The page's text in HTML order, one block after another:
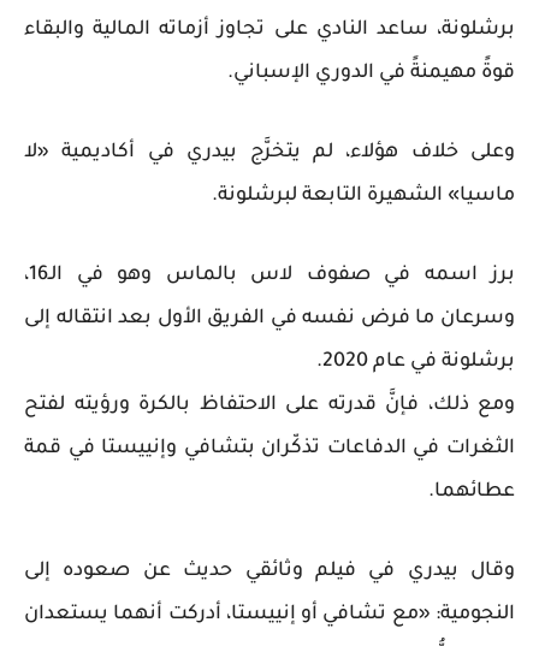
برشلونة، ساعد النادي على تجاوز أزماته المالية والبقاء
قوةً مهيمنةً في الدوري الإسباني.
وعلى خلاف هؤلاء، لم يتخرَّج بيدري في أكاديمية «لا
ماسيا» الشهيرة التابعة لبرشلونة.
برز اسمه في صفوف لاس بالماس وهو في الـ16،
وسرعان ما فرض نفسه في الفريق الأول بعد انتقاله إلى
برشلونة في عام 2020.
ومع ذلك، فإنَّ قدرته على الاحتفاظ بالكرة ورؤيته لفتح
الثغرات في الدفاعات تذكّران بتشافي وإنييستا في قمة
عطائهما.
وقال بيدري في فيلم وثائقي حديث عن صعوده إلى
النجومية: «مع تشافي أو إنييستا، أدركت أنهما يستعدان